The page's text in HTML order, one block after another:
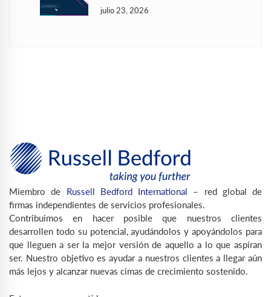
julio 23, 2026
Miembro de Russell Bedford International – red global de
firmas independientes de servicios profesionales.
Contribuimos en hacer posible que nuestros clientes
desarrollen todo su potencial, ayudándolos y apoyándolos para
que lleguen a ser la mejor versión de aquello a lo que aspiran
ser. Nuestro objetivo es ayudar a nuestros clientes a llegar aún
más lejos y alcanzar nuevas cimas de crecimiento sostenido.